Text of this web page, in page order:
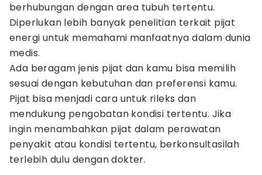
berhubungan dengan area tubuh tertentu.
Diperlukan lebih banyak penelitian terkait pijat
energi untuk memahami manfaatnya dalam dunia
medis.
Ada beragam jenis pijat dan kamu bisa memilih
sesuai dengan kebutuhan dan preferensi kamu.
Pijat bisa menjadi cara untuk rileks dan
mendukung pengobatan kondisi tertentu. Jika
ingin menambahkan pijat dalam perawatan
penyakit atau kondisi tertentu, berkonsultasilah
terlebih dulu dengan dokter.